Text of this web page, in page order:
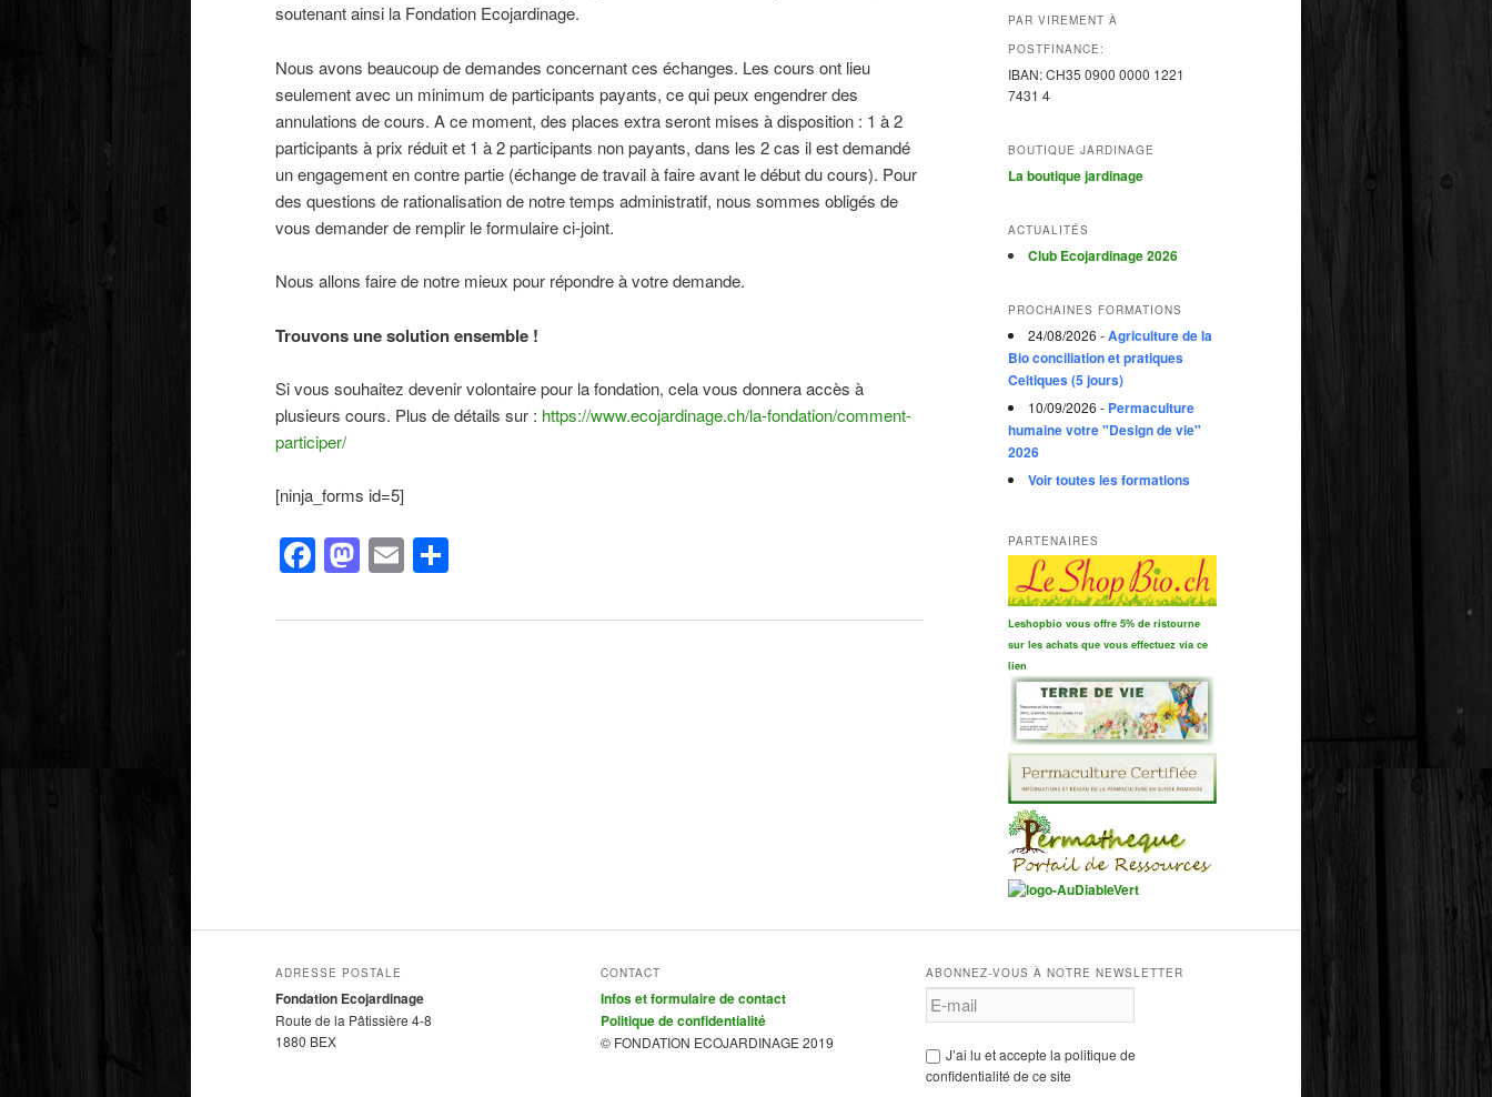
soutenant ainsi la Fondation Ecojardinage.
Nous avons beaucoup de demandes concernant ces échanges. Les cours ont lieu
seulement avec un minimum de participants payants, ce qui peux engendrer des
annulations de cours. A ce moment, des places extra seront mises à disposition : 1 à 2
participants à prix réduit et 1 à 2 participants non payants, dans les 2 cas il est demandé
un engagement en contre partie (échange de travail à faire avant le début du cours). Pour
des questions de rationalisation de notre temps administratif, nous sommes obligés de
vous demander de remplir le formulaire ci-joint.
Nous allons faire de notre mieux pour répondre à votre demande.
Trouvons une solution ensemble !
Si vous souhaitez devenir volontaire pour la fondation, cela vous donnera accès à
plusieurs cours. Plus de détails sur : https://www.ecojardinage.ch/la-fondation/comment-
participer/
[ninja_forms id=5]
Facebook
Mastodon
Email
PAR VIREMENT À
POSTFINANCE:
IBAN:CH35 0900 0000 1221
7431 4
BOUTIQUE JARDINAGE
La boutique jardinage
ACTUALITÉS
Club Ecojardinage 2026
PROCHAINES FORMATIONS
24/08/2026 -Agriculture de la
Bio conciliation et pratiques
Celtiques (5 jours)
10/09/2026 - Permaculture
humaine votre "Design de vie"
2026
Voir toutes les formations
PARTENAIRES
Leshopbio vous offre 5% de ristourne
sur les achats que vous effectuez via ce
lien
ADRESSE POSTALE
Fondation Ecojardinage
Route de la Pâtissière 4-8
1880 BEX
CONTACT
Infos et formulaire de contact
Politique de confidentialité
© FONDATION ECOJARDINAGE 2019
ABONNEZ-VOUS À NOTRE NEWSLETTER
J’ai lu et accepte la politique de
confidentialité de ce site